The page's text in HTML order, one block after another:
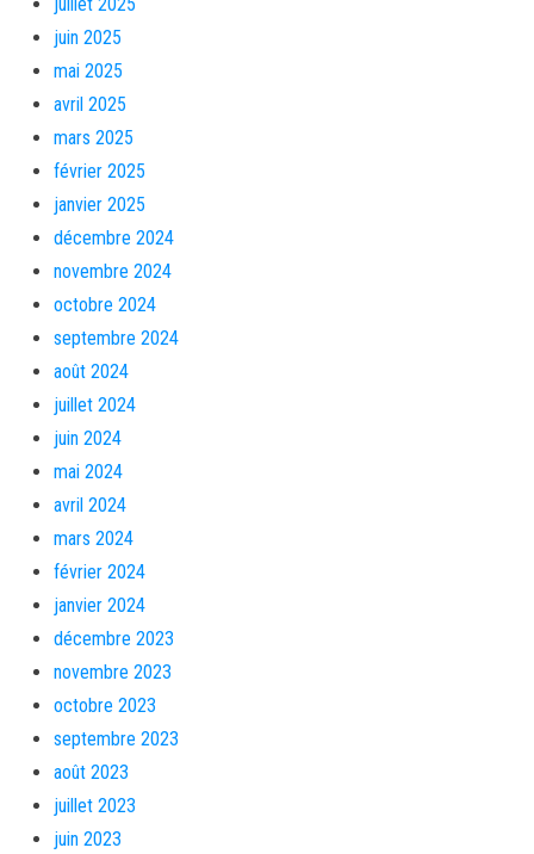
juin 2025
mai 2025
avril 2025
mars 2025
février 2025
janvier 2025
décembre 2024
novembre 2024
octobre 2024
septembre 2024
août 2024
juillet 2024
juin 2024
mai 2024
avril 2024
mars 2024
février 2024
janvier 2024
décembre 2023
novembre 2023
octobre 2023
septembre 2023
août 2023
juillet 2023
juin 2023